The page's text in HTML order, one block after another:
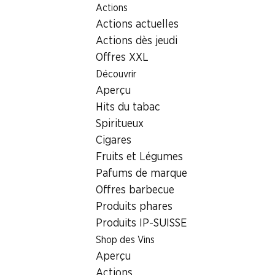
Actions
Actions actuelles
Actions dès jeudi
Offres XXL
Découvrir
Aperçu
Hits du tabac
Spiritueux
Cigares
Fruits et Légumes
Pafums de marque
Offres barbecue
Produits phares
Produits IP-SUISSE
Shop des Vins
Aperçu
Newsletter
Inscription à la newsletter
Toujours bien informé – ne loupez plus aucune